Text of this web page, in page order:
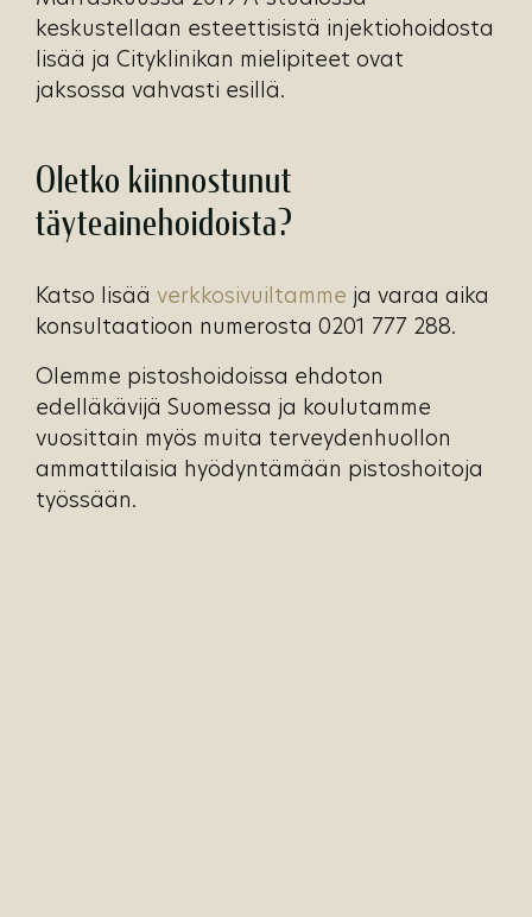
keskustellaan esteettisistä injektiohoidosta
lisää ja Cityklinikan mielipiteet ovat
jaksossa vahvasti esillä.
Oletko kiinnostunut
täyteainehoidoista?
Katso lisää verkkosivuiltamme ja varaa aika
konsultaatioon numerosta 0201 777 288.
Olemme pistoshoidoissa ehdoton
edelläkävijä Suomessa ja koulutamme
vuosittain myös muita terveydenhuollon
ammattilaisia hyödyntämään pistoshoitoja
työssään.